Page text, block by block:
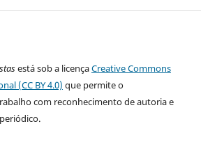
está sob a licençaCreative Commons
(CC BY 4.0) que permite o
com reconhecimento de autoria e